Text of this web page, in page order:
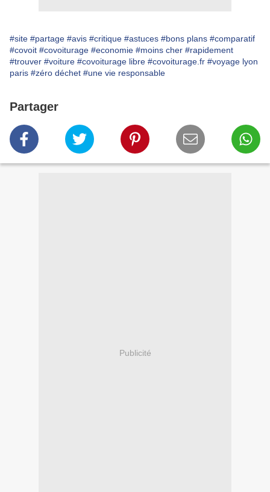
#site #partage #avis #critique #astuces #bons plans #comparatif
#covoit #covoiturage #economie #moins cher #rapidement
#trouver #voiture #covoiturage libre #covoiturage.fr #voyage lyon
paris #zéro déchet #une vie responsable
Partager
Publicité